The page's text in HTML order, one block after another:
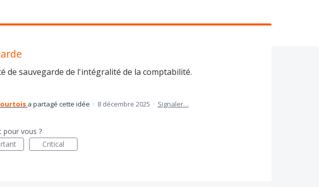
de sauvegarde de l'intégralité de la comptabilité.
a partagé cette idée · 8 décembre 2025 · Signaler…
pour vous ?
Critical